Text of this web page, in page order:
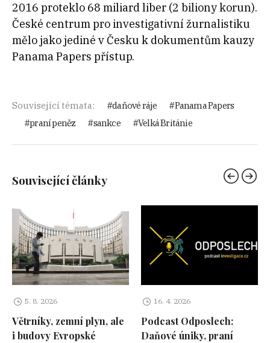
2016 proteklo 68 miliard liber (2 biliony korun).
České centrum pro investigativní žurnalistiku
mělo jako jediné v Česku k dokumentům kauzy
Panama Papers přístup.
Související témata: daňové ráje
Panama Papers
praní peněz
sankce Velká Británie
Související články
5. 8. 2026
Větrníky, zemní plyn, ale
i budovy Evropské
16. 4. 2026
Podcast Odposlech:
Daňové úniky, praní